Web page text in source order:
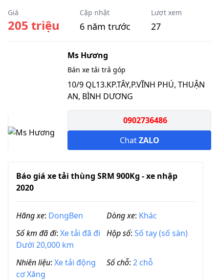
Giá
205 triệu
Cập nhật
6 năm trước
Lượt xem
27
Ms Hương
Bán xe tải trả góp
10/9 QL13.KP.TÂY,P.VĨNH PHÚ, THUẬN
AN, BÌNH DƯƠNG
0902736486
ChatZALO
Báo giá xe tải thùng SRM 900Kg - xe nhập
2020
Hãng xe: DongBen Dòng xe: Khác
Số km đã đi: Xe tải đã đi
Dưới 20,000 km
Hộp số: Số tay (số sàn)
Nhiên liệu: Xe tải động
cơ Xăng
Số chỗ: 2 chỗ